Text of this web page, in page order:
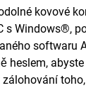
kovové
Windows®,